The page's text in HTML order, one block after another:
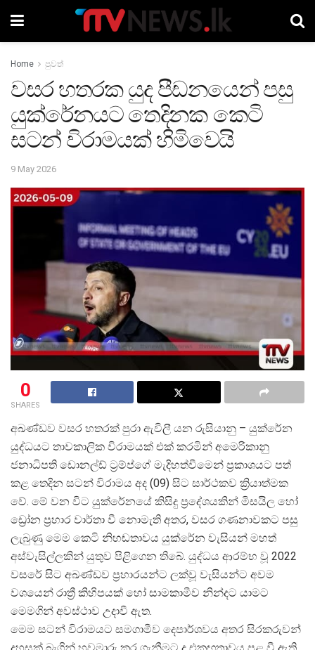
Home පුවත්
වසර හතරක යුද පීඩනයෙන් පසු
යුක්රේනයට තෙදිනක කෙටි
සටන් විරාමයක් හිමිවෙයි
9 May 2026
0
SHARES
අඛණ්ඩව වසර හතරක් පුරා ඇවිලී යන රුසියානු – යුක්රේන
යුද්ධයට තාවකාලික විරාමයක් එක් කරමින් අමෙරිකානු
ජනාධිපති ඩොනල්ඩ් ට්රම්ප්ගේ මැදිහත්වීමෙන් ප්රකාශයට පත්
කළ තෙදින සටන් විරාමය අද (09) සිට සාර්ථකව ක්රියාත්මක
වේ. මේ වන විට යුක්රේනයේ කිසිදු ප්රදේශයකින් මිසයිල හෝ
ඩ්රෝන ප්රහාර වාර්තා වී නොමැති අතර, වසර ගණනාවකට පසු
ලැබුණු මෙම කෙටි නිහඬතාවය යුක්රේන වැසියන් මහත්
අස්වැසිල්ලකින් යුතුව පිළිගෙන තිබේ. යුද්ධය ආරම්භ වූ 2022
වසරේ සිට අඛණ්ඩව ප්රහාරයන්ට ලක්වූ වැසියන්ට අවම
වශයෙන් රාත් රී කිහිපයක් හෝ සාමකාමීව නින්දට යාමට
මෙමගින් අවස්ථාව උදාවී ඇත.
මෙම සටන් විරාමයට සමගාමීව දෙපාර්ශවය අතර සිරකරුවන්